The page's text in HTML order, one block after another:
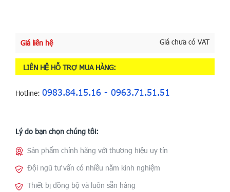
Giá liên hệ Giá chưa có VAT
LIÊN HỆ HỖ TRỢ MUA HÀNG:
Hotline: 0983.84.15.16 - 0963.71.51.51
Lý do bạn chọn chúng tôi:
Sản phẩm chính hãng với thương hiệu uy tín
Đội ngũ tư vấn có nhiều năm kinh nghiệm
Thiết bị đồng bộ và luôn sẵn hàng